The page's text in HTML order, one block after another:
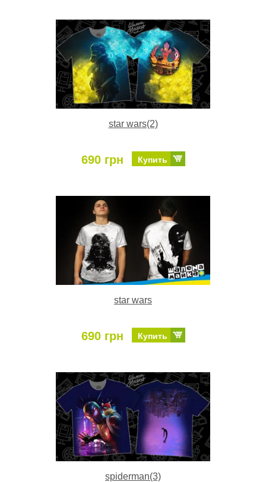
star wars(2)
690 грн Купить
star wars
690 грн Купить
spiderman(3)